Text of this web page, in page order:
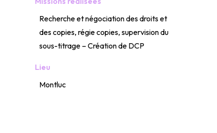
Recherche et négociation des droits et
des copies, régie copies, supervision du
sous-titrage – Création de DCP
Lieu
Montluc